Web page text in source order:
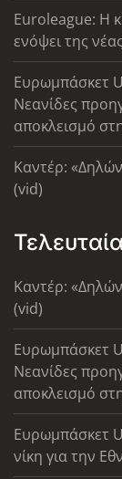
Euroleague: Η
ενόψει της
Ευρωμπάσκετ
Νεανίδες
αποκλεισμό
Καντέρ:
(vid)
Καντέρ:
(vid)
Ευρωμπάσκετ
Νεανίδες
αποκλεισμό
Ευρωμπάσκετ
νίκη για την